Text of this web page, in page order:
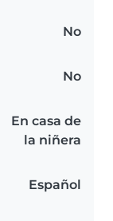
No
No
En casa de
la niñera
Español